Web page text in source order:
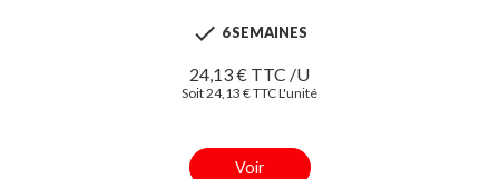
 6 SEMAINES
24,13 € TTC /U
Soit 24,13 € TTC L'unité
Voir